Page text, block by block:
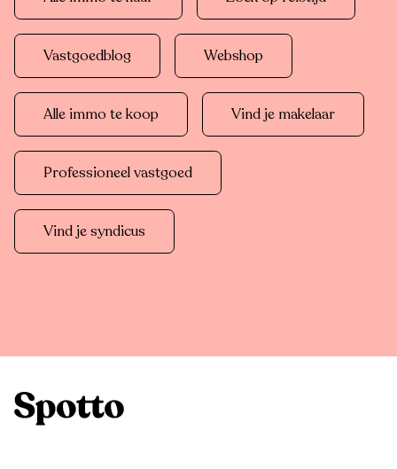
Vastgoedblog Webshop
Alle immo te koop Vind je makelaar
Professioneel vastgoed
Vind je syndicus